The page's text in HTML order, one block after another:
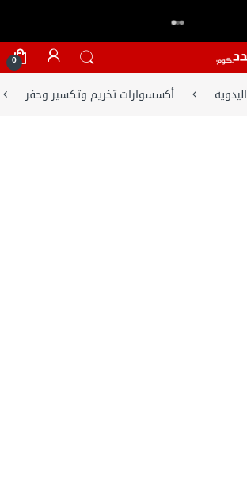
0
أكسسوارات تخريم وتكسير وحفر